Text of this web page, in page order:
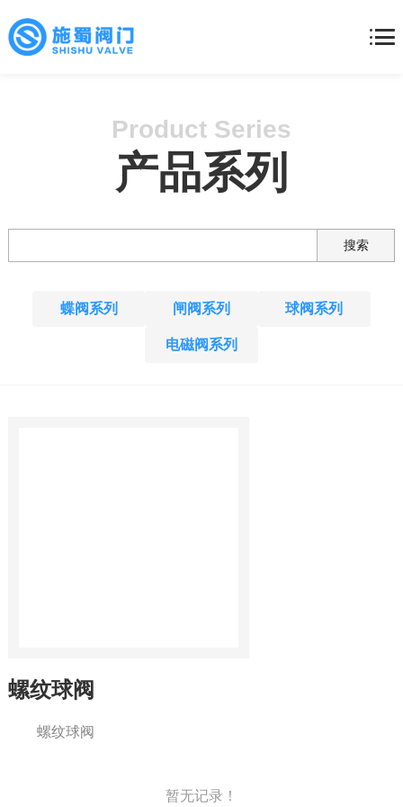
关于我们
新闻中心
联系我们
Product Series
产品系列
蝶阀系列 闸阀系列 球阀系列
电磁阀系列
螺纹球阀
螺纹球阀
暂无记录！